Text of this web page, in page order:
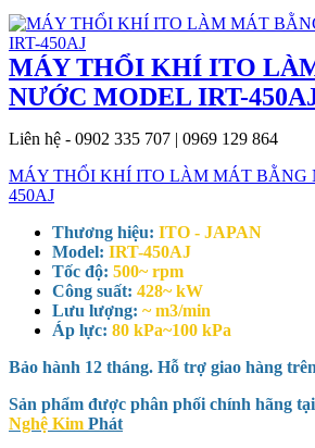
MÁY THỔI KHÍ ITO
NƯỚC MODEL IRT-
Liên hệ - 0902 335 707 | 0969 129 864
MÁY THỔI KHÍ ITO LÀM MÁT BẰNG
450AJ
Thương hiệu: ITO - JAPAN
Model: IRT-450AJ
Tốc độ: 500~ rpm
Công suất: 428~ kW
Lưu lượng: ~ m3/min
Áp lực: 80 kPa~100 kPa
Bảo hành 12 tháng. Hỗ trợ giao hàng
Sản phẩm được phân phối chính hãng tại
Nghệ Kim Phát